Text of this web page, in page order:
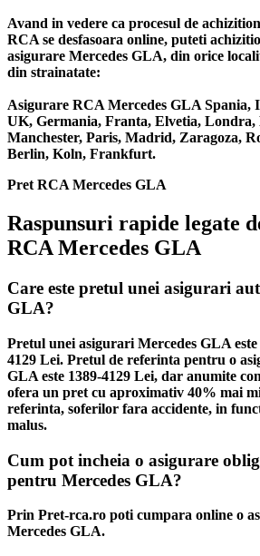
Avand in vedere ca procesul de
RCA se desfasoara online, puteti
asigurare Mercedes GLA, din orice
din strainatate:
Asigurare RCA Mercedes GLA Spania,
UK, Germania, Franta, Elvetia, Londra,
Manchester, Paris, Madrid, Zaragoza,
Berlin, Koln, Frankfurt.
Pret RCA Mercedes GLA
Raspunsuri rapide legate
RCA Mercedes GLA
Care este pretul unei asigurari
GLA?
Pretul unei asigurari Mercedes GLA
4129 Lei. Pretul de referinta pentru o
GLA este 1389-4129 Lei, dar anumite
ofera un pret cu aproximativ 40% mai
referinta, soferilor fara accidente, in
malus.
Cum pot incheia o asigurare
pentru Mercedes GLA?
Prin Pret-rca.ro poti cumpara online o
Mercedes GLA.